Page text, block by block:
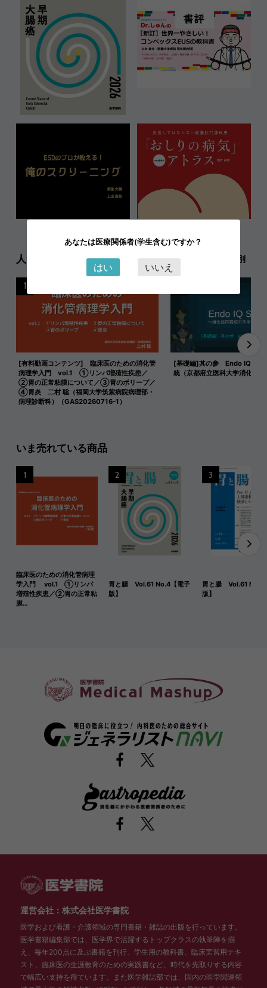
人気記事ランキング 日別 月別
[有料動画コンテンツ] 臨床医のための消化管
病理学入門 vol.1 ①リンパ増殖性疾患／
②胃の正常粘膜について／③胃のポリープ／
④胃炎 二村 聡（福岡大学筑紫病院病理部・
病理診断科）（GAS20260716-1）
1
[基礎編]其の参 Endo IQ式 経
統（京都府立医科大学消化器内
いま売れている商品
臨床医のための消化管病理
学入門 vol.1 ①リンパ
増殖性疾患／②胃の正常粘
膜…
1
胃と腸 Vol.61 No.4【電子
版】
2
胃と腸 Vol.61 No.8
版】
3
運営会社：株式会社医学書院
医学および看護・介護領域の専門書籍・雑誌の出版を行っています。
医学書籍編集部では、医学界で活躍するトップクラスの執筆陣を揃
え、毎年200点に及ぶ書籍を刊行。学生用の教科書、臨床実習用テキ
スト、臨床医の生涯教育のための実践書など、時代を先取りする内容
で幅広い支持を得ています。また医学雑誌部では、国内の医学関連領
あなたは医療関係者(学生含む)ですか？
はい いいえ